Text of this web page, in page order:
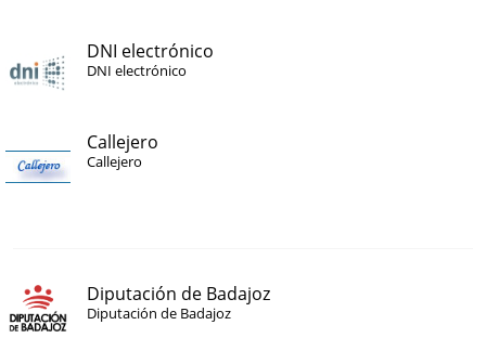
DNI electrónico
DNI electrónico
Callejero
Callejero
Diputación de Badajoz
Diputación de Badajoz